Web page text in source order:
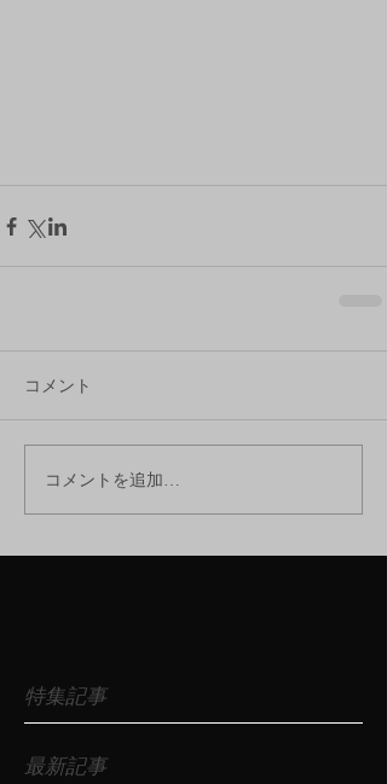
コメント
コメントを追加…
特集記事
最新記事